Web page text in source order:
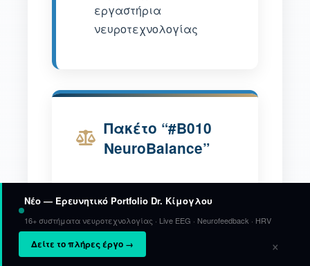
εργαστήρια
νευροτεχνολογίας
Πακέτο “#B010
NeuroBalance”
80€ – 100€
Ανά συνεδρία
Βασική θεραπευτική
Νέο — Ερευνητικό Portfolio Dr. Κίμογλου
16+ συστήματα νευροτεχνολογίας · Live EEG · Neurofeedback · HRV
Δείτε το πλήρες έργο → ×